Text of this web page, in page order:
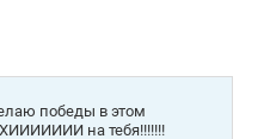
победы в этом
на тебя!!!!!!!